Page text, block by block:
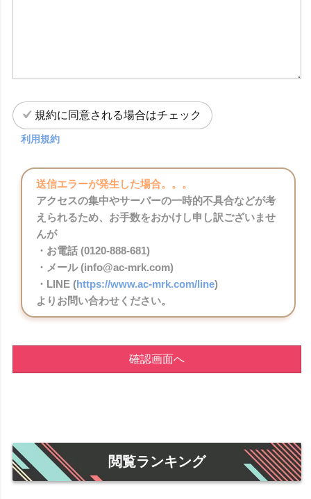
規約に同意される場合はチェック
利用規約
送信エラーが発生した場合。。。
アクセスの集中やサーバーの一時的不具合などが考
えられるため、お手数をおかけし申し訳ございませ
んが
・お電話 (0120-888-681)
・メール (info@ac-mrk.com)
・LINE (https://www.ac-mrk.com/line)
よりお問い合わせください。
確認画面へ
閲覧ランキング